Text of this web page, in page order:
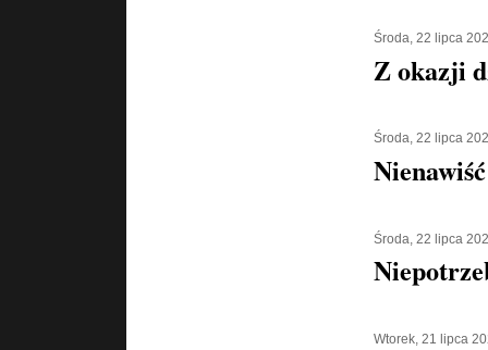
Środa, 22 lipca
Z okazji
Środa, 22 lipca
Środa, 22 lipca
Wtorek, 21 lipca